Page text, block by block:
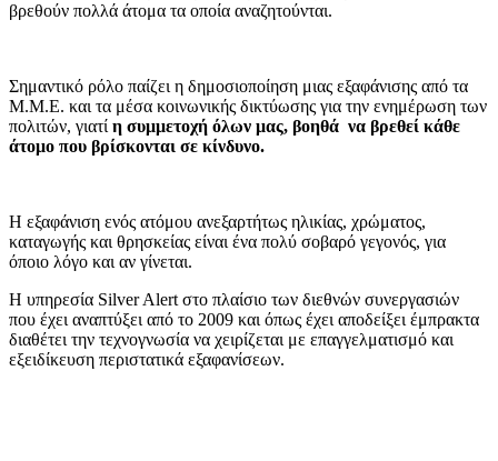
βρεθούν πολλά άτομα τα οποία αναζητούνται.
Σημαντικό ρόλο παίζει η δημοσιοποίηση μιας εξαφάνισης από τα
Μ.Μ.Ε. και τα μέσα κοινωνικής δικτύωσης για την ενημέρωση των
πολιτών, γιατί η συμμετοχή όλων μας, βοηθά να βρεθεί κάθε
άτομο που βρίσκονται σε κίνδυνο.
Η εξαφάνιση ενός ατόμου ανεξαρτήτως ηλικίας, χρώματος,
καταγωγής και θρησκείας είναι ένα πολύ σοβαρό γεγονός, για
όποιο λόγο και αν γίνεται.
Η υπηρεσία Silver Alert στο πλαίσιο των διεθνών συνεργασιών
που έχει αναπτύξει από το 2009 και όπως έχει αποδείξει έμπρακτα
διαθέτει την τεχνογνωσία να χειρίζεται με επαγγελματισμό και
εξειδίκευση περιστατικά εξαφανίσεων.